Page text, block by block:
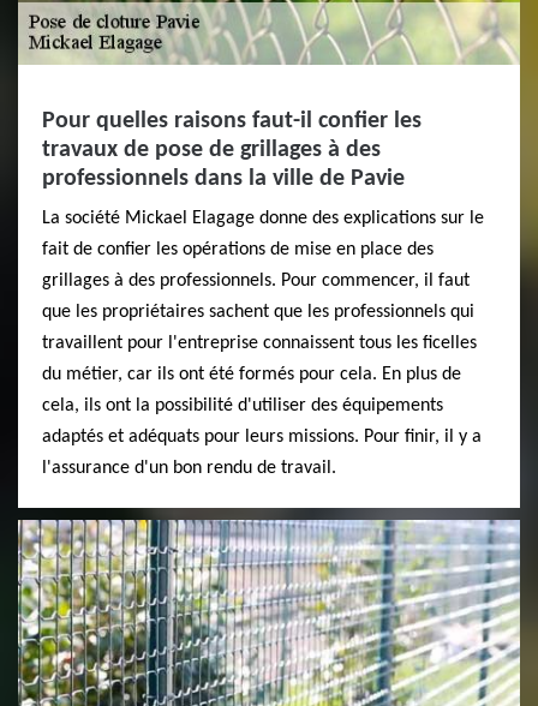
Pour quelles raisons faut-il confier les
travaux de pose de grillages à des
professionnels dans la ville de Pavie
La société Mickael Elagage donne des explications sur le
fait de confier les opérations de mise en place des
grillages à des professionnels. Pour commencer, il faut
que les propriétaires sachent que les professionnels qui
travaillent pour l'entreprise connaissent tous les ficelles
du métier, car ils ont été formés pour cela. En plus de
cela, ils ont la possibilité d'utiliser des équipements
adaptés et adéquats pour leurs missions. Pour finir, il y a
l'assurance d'un bon rendu de travail.